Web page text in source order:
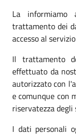
La informiamo
trattamento dei
accesso al
Il trattamento
effettuato da
autorizzato con
e comunque con
riservatezza degli
I dati personali